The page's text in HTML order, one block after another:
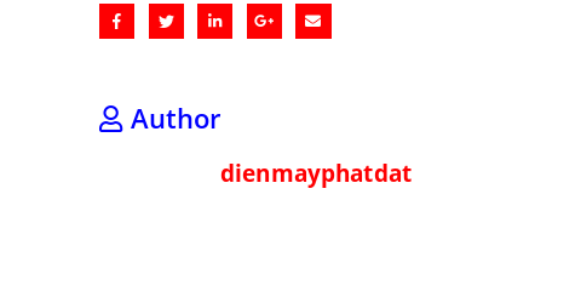
Author
dienmayphatdat